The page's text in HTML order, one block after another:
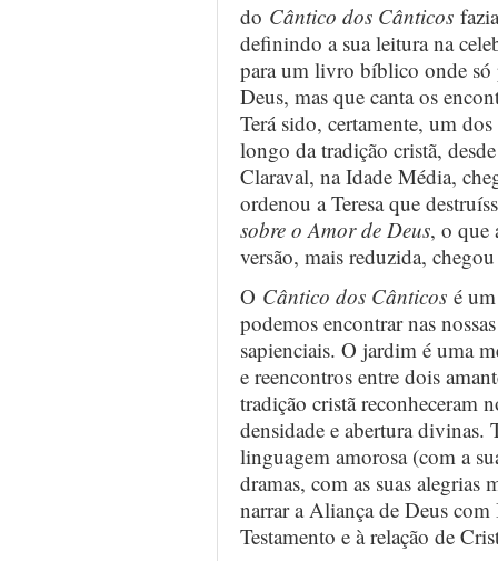
do Cântico dos Cânticos
definindo a sua leitura na
para um livro bíblico onde só
Deus, mas que canta os
Terá sido, certamente, um
longo da tradição cristã,
Claraval, na Idade Média,
ordenou a Teresa que
sobre o Amor de Deus, o que
versão, mais reduzida,
O Cântico dos Cânticos é
podemos encontrar nas
sapienciais. O jardim é uma
e reencontros entre dois
tradição cristã reconheceram
densidade e abertura divinas.
linguagem amorosa (com a
dramas, com as suas alegrias
narrar a Aliança de Deus
Testamento e à relação de